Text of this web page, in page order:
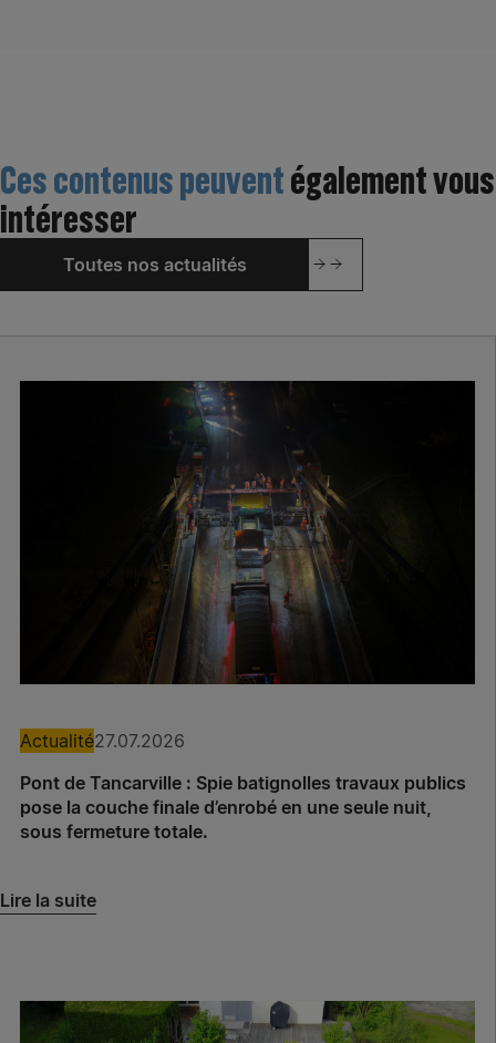
Ces contenus peuventégalement vous
intéresser
Toutes nos actualités
Actualité27.07.2026
Pont de Tancarville : Spie batignolles travaux publics
pose la couche finale d’enrobé en une seule nuit,
sous fermeture totale.
Lire la suite